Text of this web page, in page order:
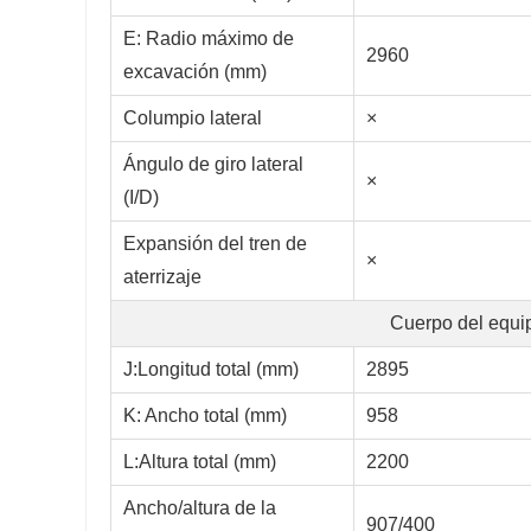
E: Radio máximo de
excavación (mm)
2960
Columpio lateral ×
Ángulo de giro lateral
(I/D)
×
Expansión del tren de
aterrizaje
×
Cuerpo del
J:Longitud total (mm) 2895
K: Ancho total (mm) 958
L:Altura total (mm) 2200
Ancho/altura de la
907/400